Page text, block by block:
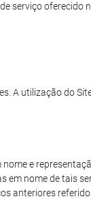
serviço oferecido
A utilização do
e
em nome de tais
anteriores